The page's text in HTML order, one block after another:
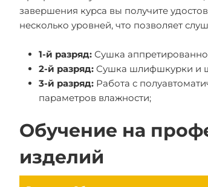
завершения курса вы получите
несколько уровней, что позволяет
1-й разряд: Сушка
2-й разряд: Сушка шлифшкурки и
3-й разряд: Работа с
параметров влажности;
Обучение на
изделий